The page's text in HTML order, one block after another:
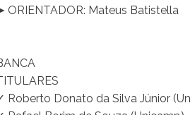
ORIENTADOR: Mateus Batistella
Roberto Donato da Silva Júnior